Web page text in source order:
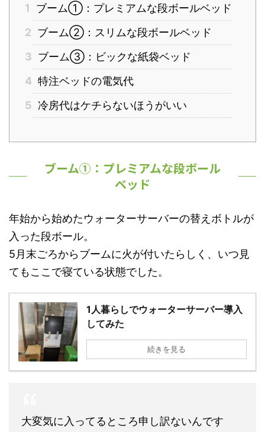
1
ブーム①：プレミアムな段ボールベッド
2 ブーム②：スリムな段ボールベッド
3 ブーム③：ビックな紙袋ベッド
4 特注ベッドの電気代
5 冷房代はケチらないほうがいい
ブーム①：プレミアムな段ボール
ベッド
年始から始めたウォーターサーバーの替えボトルが
入った段ボール。
5月末ごろからブームに火が付いたらしく、いつ見
てもここで寝ている状態でした。
1人暮らしでウォーターサーバー導入
してみた
続きを見る
大変気に入ってるところ申し訳ないんです